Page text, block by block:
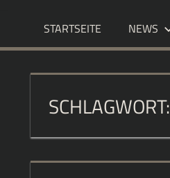
Netz
STARTSEITE NEWS
SCHLAGWORT: